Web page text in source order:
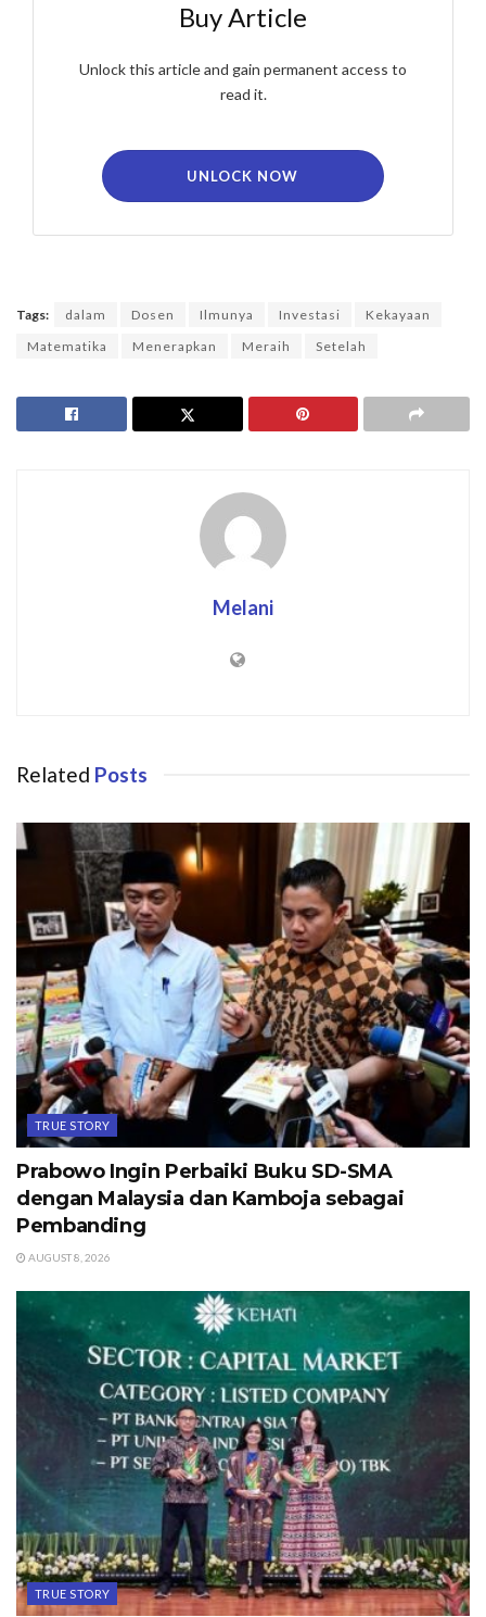
Buy Article
Unlock this article and gain permanent access to
read it.
UNLOCK NOW
Tags: dalam Dosen Ilmunya Investasi
Kekayaan
Matematika
Menerapkan Meraih Setelah
Melani
Related Posts
TRUE STORY
Prabowo Ingin Perbaiki Buku SD-SMA
dengan Malaysia dan Kamboja sebagai
Pembanding
AUGUST 8, 2026
TRUE STORY